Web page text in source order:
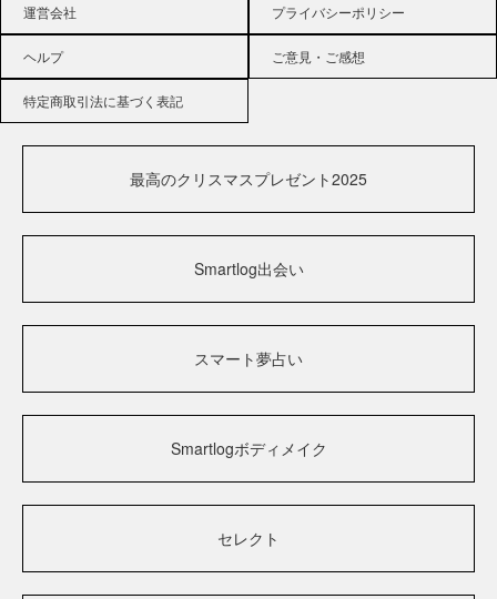
運営会社 プライバシーポリシー
ヘルプ ご意見・ご感想
特定商取引法に基づく表記
最高のクリスマスプレゼント2025
Smartlog出会い
スマート夢占い
Smartlogボディメイク
セレクト